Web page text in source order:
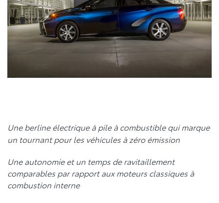
Une berline électrique à pile à combustible qui marque
un tournant pour les véhicules à zéro émission
Une autonomie et un temps de ravitaillement
comparables par rapport aux moteurs classiques à
combustion interne